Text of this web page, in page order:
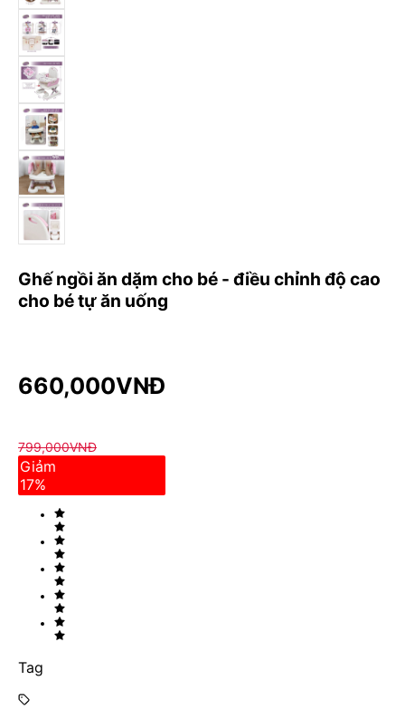
Ghế ngồi ăn dặm cho bé - điều chỉnh độ cao
cho bé tự ăn uống
660,000VNĐ
799,000VNĐ
Giảm
17%
Tag